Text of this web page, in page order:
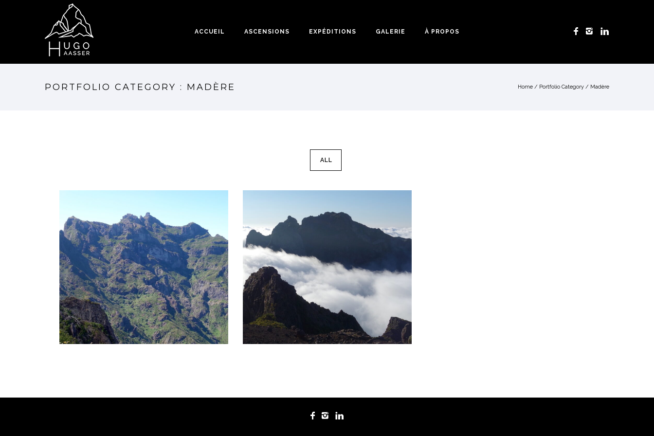
ACCUEIL ASCENSIONS EXPÉDITIONS GALERIE À PROPOS
PORTFOLIO CATEGORY : MADÈRE Home / Portfolio Category / Madère
ALL
PICO GRANDE (1654M)
Madère
PICO RUIVO (1862M)
Madère